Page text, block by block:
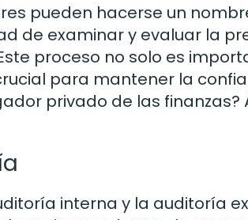
pueden hacerse un
de examinar y evaluar la
proceso no solo es
para mantener la
privado de las finanzas?
interna y la auditoría